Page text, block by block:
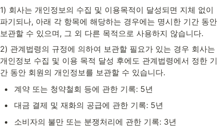
1) 회사는 개인정보의 수집 및 이용목적이 달성되면 지체 없이
파기되나, 아래 각 항목에 해당하는 경우에는 명시한 기간 동안
보관할 수 있으며, 그 외 다른 목적으로 사용하지 않습니다.
2) 관계법령의 규정에 의하여 보관할 필요가 있는 경우 회사는
개인정보 수집 및 이용 목적 달성 후에도 관계법령에서 정한 기
간 동안 회원의 개인정보를 보관할 수 있습니다.
계약 또는 청약철회 등에 관한 기록: 5년
대금 결제 및 재화의 공급에 관한 기록: 5년
소비자의 불만 또는 분쟁처리에 관한 기록: 3년